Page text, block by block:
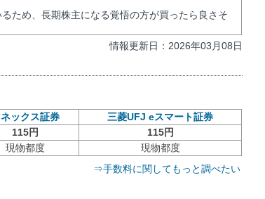
ため、長期株主になる覚悟の方が買ったら良さそ
情報更新日：2026年03月08日
ックス証券
三菱UFJ eスマート証券
115円
115円
現物都度
現物都度
⇒手数料に関してもっと調べたい